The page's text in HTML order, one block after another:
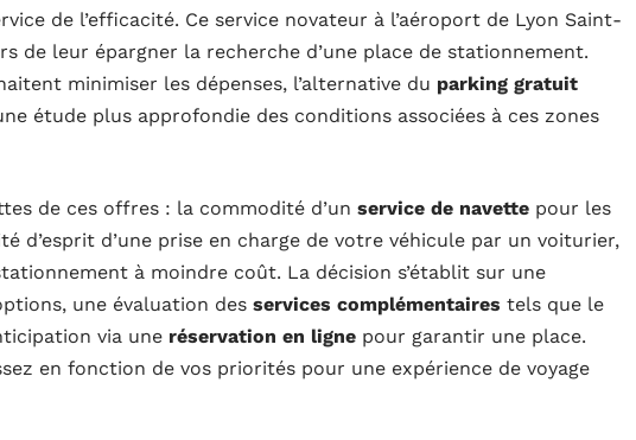
de l’efficacité. Ce service novateur à l’aéroport de Lyon Saint-
de leur épargner la recherche d’une place de stationnement.
minimiser les dépenses, l’alternative du parking gratuit
étude plus approfondie des conditions associées à ces zones
de ces offres : la commodité d’un service de navette pour les
d’esprit d’une prise en charge de votre véhicule par un voiturier,
à moindre coût. La décision s’établit sur une
une évaluation des services complémentaires tels que le
via une réservation en ligne pour garantir une place.
en fonction de vos priorités pour une expérience de voyage